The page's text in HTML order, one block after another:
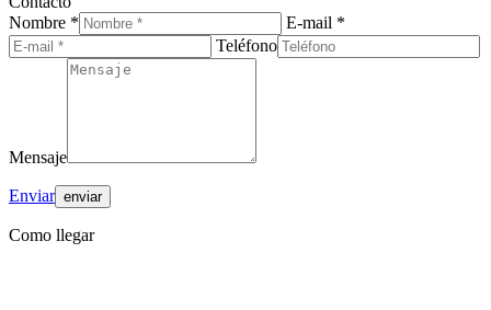
Nombre *
E-mail *
Teléfono
Mensaje
Enviar
Como llegar